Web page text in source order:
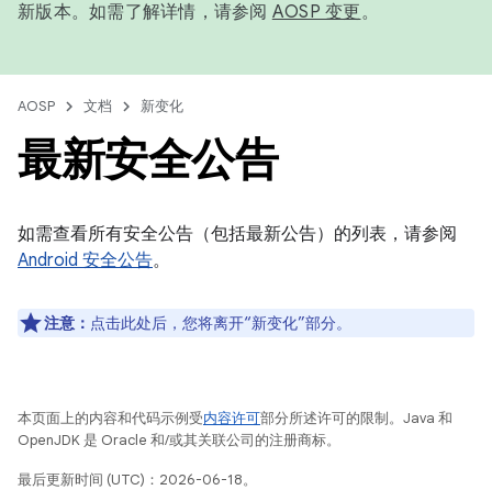
新版本。如需了解详情，请参阅 AOSP 变更。
AOSP 文档 新变化
最新安全公告
如需查看所有安全公告（包括最新公告）的列表，请参阅
Android 安全公告。
注意： 点击此处后，您将离开“新变化”部分。
本页面上的内容和代码示例受内容许可部分所述许可的限制。Java 和
OpenJDK 是 Oracle 和/或其关联公司的注册商标。
最后更新时间 (UTC)：2026-06-18。